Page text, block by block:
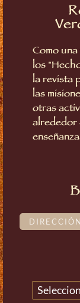
Como
los
la revista
las
otras
alrededor